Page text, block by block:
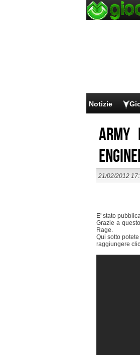
Notizie
21/02/2012
E' stato
Grazie a
Rage.
Qui sotto
raggiungere